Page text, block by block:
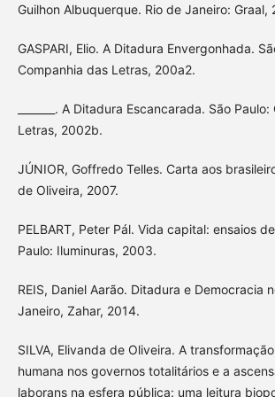
Guilhon Albuquerque. Rio de Janeiro: Graal,
GASPARI, Elio. A Ditadura Envergonhada.
Companhia das Letras, 200a2.
_______. A Ditadura Escancarada. São
Letras, 2002b.
JÚNIOR, Goffredo Telles. Carta aos
de Oliveira, 2007.
PELBART, Peter Pál. Vida capital: ensaios
Paulo: Iluminuras, 2003.
REIS, Daniel Aarão. Ditadura e Democracia
Janeiro, Zahar, 2014.
SILVA, Elivanda de Oliveira. A
humana nos governos totalitários e a
laborans na esfera pública: uma leitura